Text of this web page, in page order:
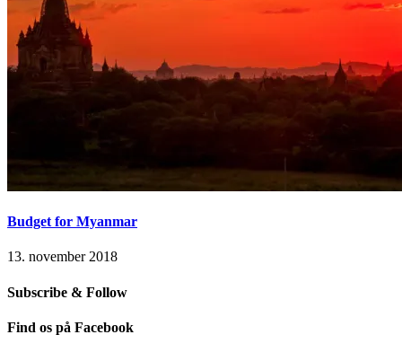
Budget for Myanmar
13. november 2018
Subscribe & Follow
Find os på Facebook